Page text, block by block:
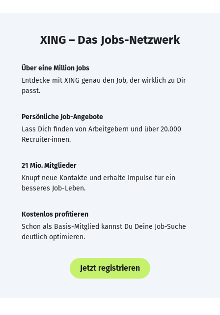
XING – Das Jobs-Netzwerk
Über eine Million Jobs
Entdecke mit XING genau den Job, der wirklich zu Dir
passt.
Persönliche Job-Angebote
Lass Dich finden von Arbeitgebern und über 20.000
Recruiter·innen.
21 Mio. Mitglieder
Knüpf neue Kontakte und erhalte Impulse für ein
besseres Job-Leben.
Kostenlos profitieren
Schon als Basis-Mitglied kannst Du Deine Job-Suche
deutlich optimieren.
Jetzt registrieren